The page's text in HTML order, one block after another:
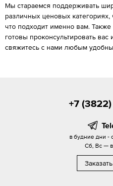
Мы стараемся поддерживать
различных ценовых
что подходит именно вам.
готовы проконсультировать
свяжитесь с нами любым
+7
в будние дни -
Сб, Вс —